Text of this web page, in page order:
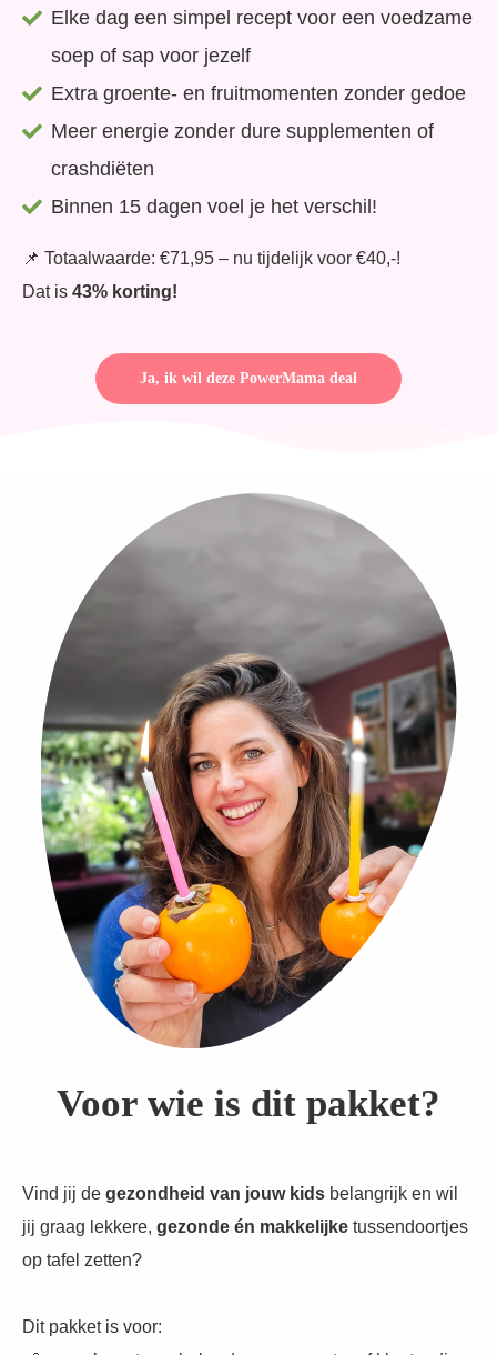
Elke dag een simpel recept voor een voedzame
soep of sap voor jezelf
Extra groente- en fruitmomenten zonder gedoe
Meer energie zonder dure supplementen of
crashdiëten
Binnen 15 dagen voel je het verschil!
📌 Totaalwaarde: €71,95 – nu tijdelijk voor €40,-!
Dat is 43% korting!
Ja, ik wil deze PowerMama deal
Voor wie is dit pakket?
Vind jij de gezondheid van jouw kids belangrijk en wil
jij graag lekkere, gezonde én makkelijke tussendoortjes
op tafel zetten?
Dit pakket is voor: